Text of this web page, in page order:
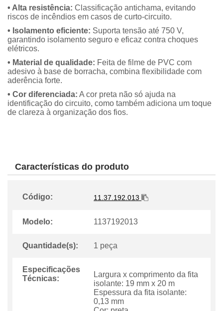
• Alta resistência: Classificação antichama, evitando
riscos de incêndios em casos de curto-circuito.
• Isolamento eficiente: Suporta tensão até 750 V,
garantindo isolamento seguro e eficaz contra choques
elétricos.
• Material de qualidade: Feita de filme de PVC com
adesivo à base de borracha, combina flexibilidade com
aderência forte.
• Cor diferenciada: A cor preta não só ajuda na
identificação do circuito, como também adiciona um toque
de clareza à organização dos fios.
Características do produto
Código: 11.37.192.013
Modelo: 1137192013
Quantidade(s): 1 peça
Especificações
Técnicas:
Largura x comprimento da fita
isolante: 19 mm x 20 m
Espessura da fita isolante:
0,13 mm